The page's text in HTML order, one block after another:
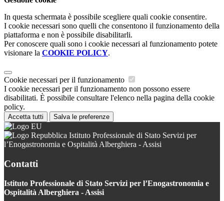
In questa schermata è possibile scegliere quali cookie consentire.
I cookie necessari sono quelli che consentono il funzionamento della
piattaforma e non è possibile disabilitarli.
Per conoscere quali sono i cookie necessari al funzionamento potete
visionare la COOKIE POLICY.
Cookie necessari per il funzionamento
I cookie necessari per il funzionamento non possono essere
disabilitati. È possibile consultare l'elenco nella pagina della cookie
policy.
Accetta tutti Salva le preferenze
Istituto Professionale di Stato Servizi per
l’Enogastronomia e Ospitalità Alberghiera - Assisi
Contatti
Istituto Professionale di Stato Servizi per l’Enogastronomia e
Ospitalità Alberghiera - Assisi